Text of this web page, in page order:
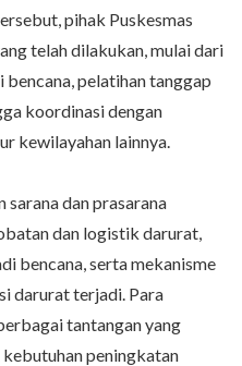
pihak Puskesmas
telah dilakukan, mulai dari
bencana, pelatihan tanggap
koordinasi dengan
kewilayahan lainnya.
sarana dan prasarana
dan logistik darurat,
bencana, serta mekanisme
darurat terjadi. Para
tantangan yang
peningkatan